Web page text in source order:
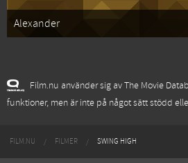
Alexander
Film.nu använder sig av The Movie
funktioner, men är inte på något sätt stödd
FILM.NU FILMER SWING HIGH